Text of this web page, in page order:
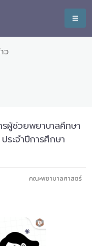
ว
รผู้ช่วยพยาบาลศึกษา
ะจำปีการศึกษา
คณะพยาบาลศาสตร์